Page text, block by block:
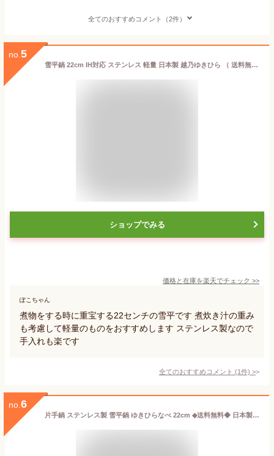
全てのおすすめコメント（2件）
no. 5
雪平鍋 22cm IH対応 ステンレス 軽量 日本製 越乃ゆきひら （ 送料無料 ガス火対応 行平鍋 目盛付き 22センチ 注ぎ口付き 両口 ウルシヤマ オールステンレス ゆきひら鍋 ワイヤーハンドル 片手なべ 鍋 メモリ付き オール熱源対応 ）
ショップでみる
価格と在庫を楽天でチェック >>
ぽこちゃん
煮物をする時に重宝する22センチの雪平です 煮炊き汁の重み
も考慮して軽量のものをおすすめします ステンレス製なので
手入れも楽です
全てのおすすめコメント (1件) >
no. 6
片手鍋 ステンレス製 雪平鍋 ゆきひらなべ 22cm ◆送料無料◆ 日本製 煌六花 行平鍋 ステンレス鍋 目盛付 両側口付 片手なべ 天然木仕様 鍋 片手鍋 IHクッキング IH対応 煮る 揚げる 沸かす 台所用品 日用品 セール ショッピング 家庭用品 特価 激安 【送料無料】【smtb-TK】